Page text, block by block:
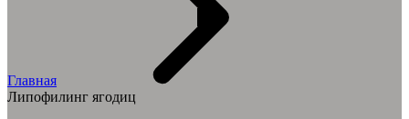
Главная
Липофилинг ягодиц